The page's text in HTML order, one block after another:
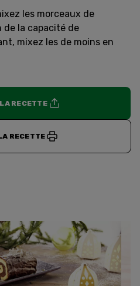
les morceaux de
de la capacité de
mixez les de moins en
RECETTE
RECETTE